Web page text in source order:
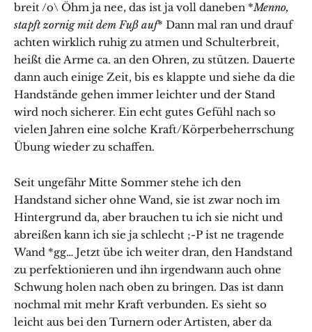
breit /o\ Öhm ja nee, das ist ja voll daneben *Menno,
stapft zornig mit dem Fuß auf* Dann mal ran und drauf
achten wirklich ruhig zu atmen und Schulterbreit,
heißt die Arme ca. an den Ohren, zu stützen. Dauerte
dann auch einige Zeit, bis es klappte und siehe da die
Handstände gehen immer leichter und der Stand
wird noch sicherer. Ein echt gutes Gefühl nach so
vielen Jahren eine solche Kraft/Körperbeherrschung
Übung wieder zu schaffen.
Seit ungefähr Mitte Sommer stehe ich den
Handstand sicher ohne Wand, sie ist zwar noch im
Hintergrund da, aber brauchen tu ich sie nicht und
abreißen kann ich sie ja schlecht ;-P ist ne tragende
Wand *gg… Jetzt übe ich weiter dran, den Handstand
zu perfektionieren und ihn irgendwann auch ohne
Schwung holen nach oben zu bringen. Das ist dann
nochmal mit mehr Kraft verbunden. Es sieht so
leicht aus bei den Turnern oder Artisten, aber da